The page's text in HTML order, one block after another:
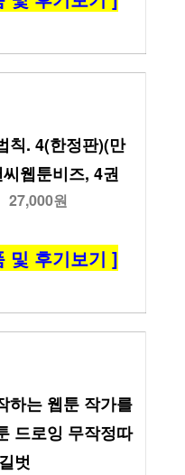
칙. 4(한정판)(만
웹툰비즈, 4권
27,000원
및 후기보기 ]
하는 웹툰 작가를
드로잉 무작정따
벗